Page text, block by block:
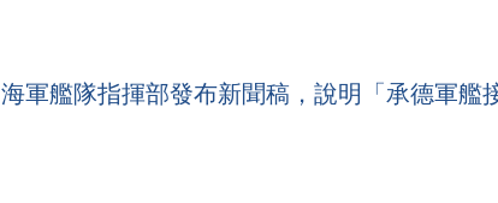
海軍艦隊指揮部發布新聞稿，說明「承德軍